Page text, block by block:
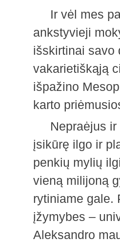
Ir vėl mes
ankstyvieji
išskirtinai savo
vakarietiškąją
išpažino
karto
Nepraėjus ir
įsikūrę ilgo ir
penkių mylių
vieną milijoną
rytiniame gale.
įžymybes –
Aleksandro